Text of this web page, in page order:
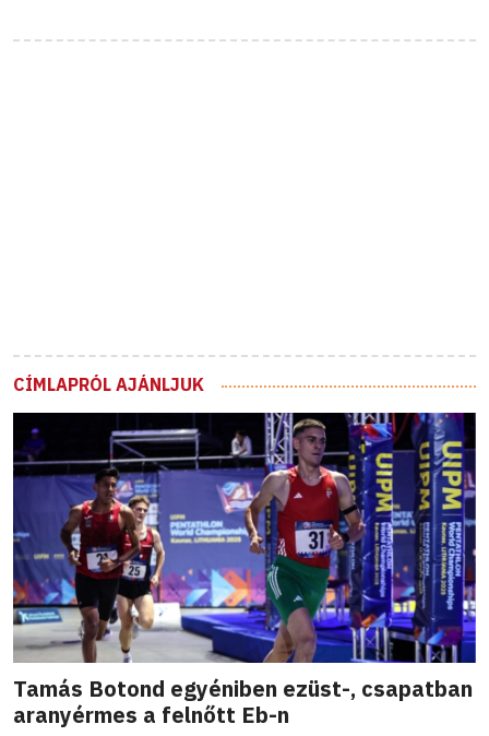
CÍMLAPRÓL AJÁNLJUK
Tamás Botond egyéniben ezüst-, csapatban
aranyérmes a felnőtt Eb-n